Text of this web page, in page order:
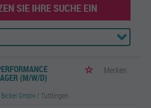
SIE IHRE SUCHE EIN
(M/W/D)
Merken
GmbH / Tuttlingen